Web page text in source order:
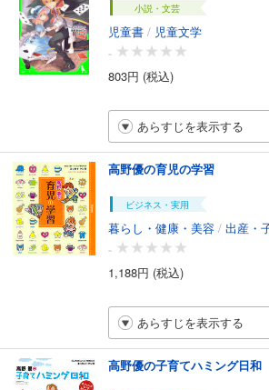
小説・文芸
児童書 / 児童文学
-
803円 (税込)
あらすじを表示する
高野優の育児の学習
ビジネス・実用
暮らし・健康・美容 / 出産・
-
1,188円 (税込)
あらすじを表示する
高野優の子育てハミング日和